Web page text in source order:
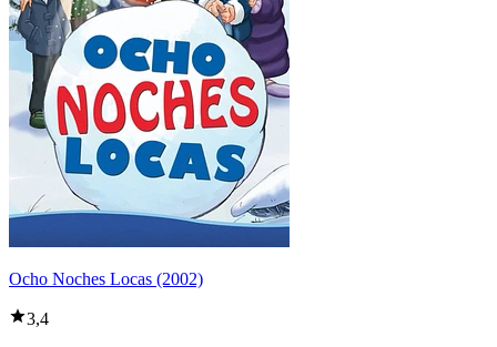
Ocho Noches Locas (2002)
3,4